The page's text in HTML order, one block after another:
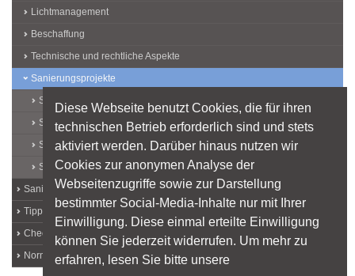
Lichtmanagement
Beschaffung
Technische und rechtliche Aspekte
Sanierungsprojekte
Sanierung Büro
Sanierung Produktion + Lager
Sanierung Flure + Treppen
Sanierung Verkehrsflächen außen
Sanierung Straßenbeleuchtung
Tipps für die private Lichtplanung
Checklisten
Normen und Vorschriften
Diese Webseite benutzt Cookies, die für ihren
technischen Betrieb erforderlich sind und stets
aktiviert werden. Darüber hinaus nutzen wir
Cookies zur anonymen Analyse der
Webseitenzugriffe sowie zur Darstellung
bestimmter Social-Media-Inhalte nur mit Ihrer
Einwilligung. Diese einmal erteilte Einwilligung
können Sie jederzeit widerrufen. Um mehr zu
erfahren, lesen Sie bitte unsere